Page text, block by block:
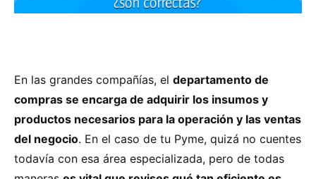
En las grandes compañías, el departamento de
compras se encarga de adquirir los insumos y
productos necesarios para la operación y las ventas
del negocio. En el caso de tu Pyme, quizá no cuentes
todavía con esa área especializada, pero de todas